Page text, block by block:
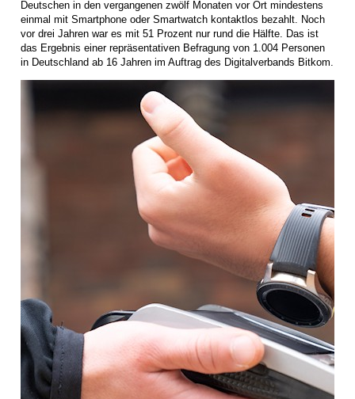
Deutschen in den vergangenen zwölf Monaten vor Ort mindestens
einmal mit Smartphone oder Smartwatch kontaktlos bezahlt. Noch
vor drei Jahren war es mit 51 Prozent nur rund die Hälfte. Das ist
das Ergebnis einer repräsentativen Befragung von 1.004 Personen
in Deutschland ab 16 Jahren im Auftrag des Digitalverbands Bitkom.